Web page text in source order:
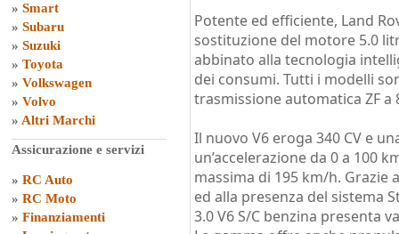
» Smart
» Subaru
» Suzuki
» Toyota
» Volkswagen
» Volvo
» Altri Marchi
Assicurazione e servizi
» RC Auto
» RC Moto
» Finanziamenti
Potente ed efficiente, Land
sostituzione del motore 5.0
abbinato alla tecnologia
dei consumi. Tutti i modelli
trasmissione automatica ZF a
Il nuovo V6 eroga 340 CV e
un’accelerazione da 0 a 100
massima di 195 km/h. Grazie
ed alla presenza del sistema
3.0 V6 S/C benzina presenta